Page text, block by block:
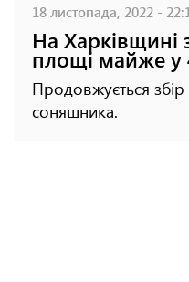
18 листопада, 2022 -
На Харківщині
площі майже у
Продовжується
соняшника.